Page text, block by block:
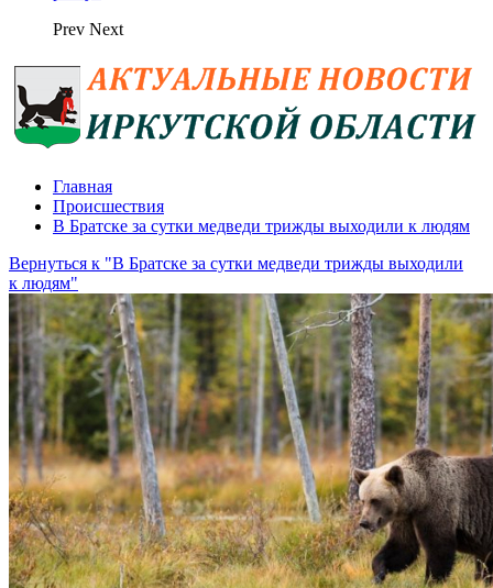
Prev Next
Главная
Происшествия
В Братске за сутки медведи трижды выходили к людям
Вернуться к "В Братске за сутки медведи трижды выходили
к людям"